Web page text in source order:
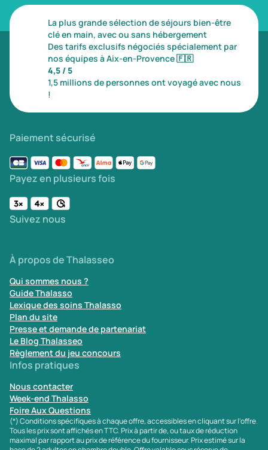
La plus grande sélection de séjours bien-être
clé en main, avec ou sans hébergement
Des tarifs exclusifs négociés spécialement par
nos équipes à Aix-en-Provence🇫🇷
4,5 / 5
1,5 millions de personnes ont voyagé avec nous
!
Paiement sécurisé
Payez en plusieurs fois
Suivez nous
À propos de Thalasseo
Qui sommes nous ?
Guide Thalasso
Lexique des soins Thalasso
Plan du site
Presse et demande de partenariat
Le Blog Thalasseo
Règlement du jeu concours
Infos pratiques
Nous contacter
Week-end Thalasso
Foire Aux Questions
(*) Conditions spécifiques à chaque offre, accessibles en cliquant sur l'offre.
Tous les prix sont affichés en TTC. Prix à partir de, ou taux de réduction
maximal par rapport au prix de référence du fournisseur. Prix estimé sur la